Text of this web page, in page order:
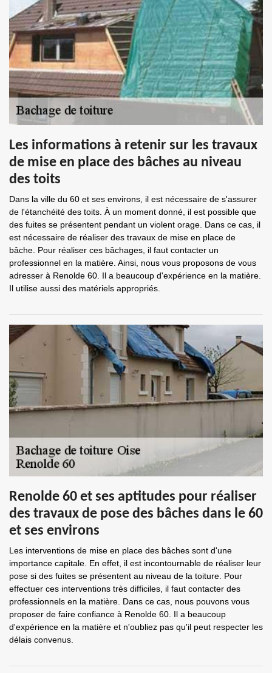
Les informations à retenir sur les travaux
de mise en place des bâches au niveau
des toits
Dans la ville du 60 et ses environs, il est nécessaire de s'assurer
de l'étanchéité des toits. À un moment donné, il est possible que
des fuites se présentent pendant un violent orage. Dans ce cas, il
est nécessaire de réaliser des travaux de mise en place de
bâche. Pour réaliser ces bâchages, il faut contacter un
professionnel en la matière. Ainsi, nous vous proposons de vous
adresser à Renolde 60. Il a beaucoup d'expérience en la matière.
Il utilise aussi des matériels appropriés.
Renolde 60 et ses aptitudes pour réaliser
des travaux de pose des bâches dans le 60
et ses environs
Les interventions de mise en place des bâches sont d'une
importance capitale. En effet, il est incontournable de réaliser leur
pose si des fuites se présentent au niveau de la toiture. Pour
effectuer ces interventions très difficiles, il faut contacter des
professionnels en la matière. Dans ce cas, nous pouvons vous
proposer de faire confiance à Renolde 60. Il a beaucoup
d'expérience en la matière et n'oubliez pas qu'il peut respecter les
délais convenus.